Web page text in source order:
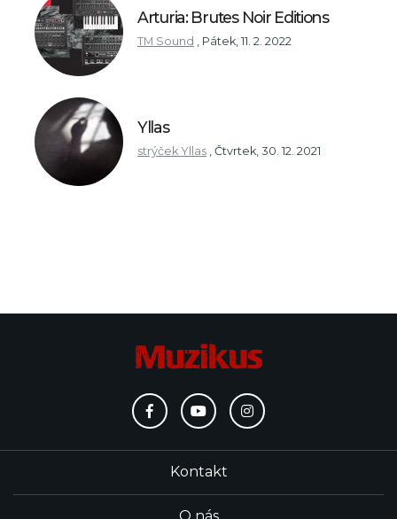
Arturia: Brutes Noir Editions
TM Sound , Pátek, 11. 2. 2022
Yllas
strýček Yllas , Čtvrtek, 30. 12. 2021
Kontakt